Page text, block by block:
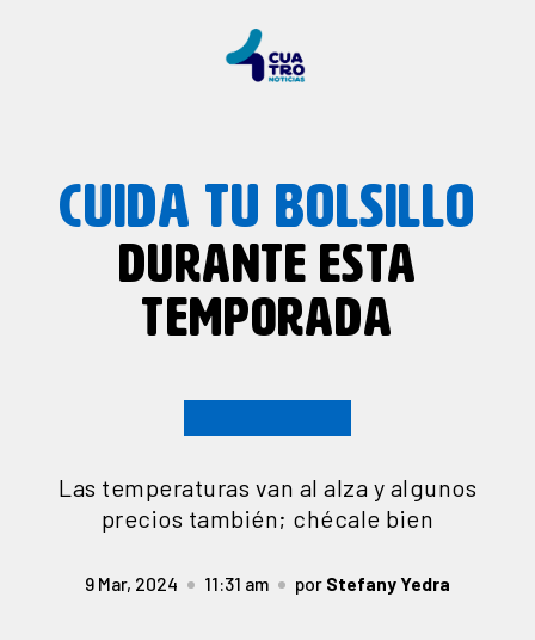
CUIDA TU BOLSILLO
DURANTE ESTA
TEMPORADA
Las temperaturas van al alza y algunos
precios también; chécale bien
9 Mar, 2024 11:31 am por Stefany Yedra